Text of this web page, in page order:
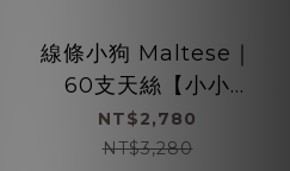
線條小狗 Maltese｜
60支天絲【小小
MVP】兒童睡墊三件
組
NT$2,780
NT$3,280